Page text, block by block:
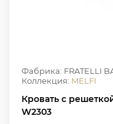
Фабрика: FRATELLI
Коллекция: MELFI
Кровать с
W2303